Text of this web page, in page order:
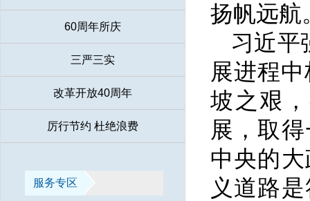
60周年所庆
三严三实
改革开放40周年
厉行节约 杜绝浪费
服务专区
扬帆远航
习近平
展进程
坡之艰
展，取
中央的
义道路